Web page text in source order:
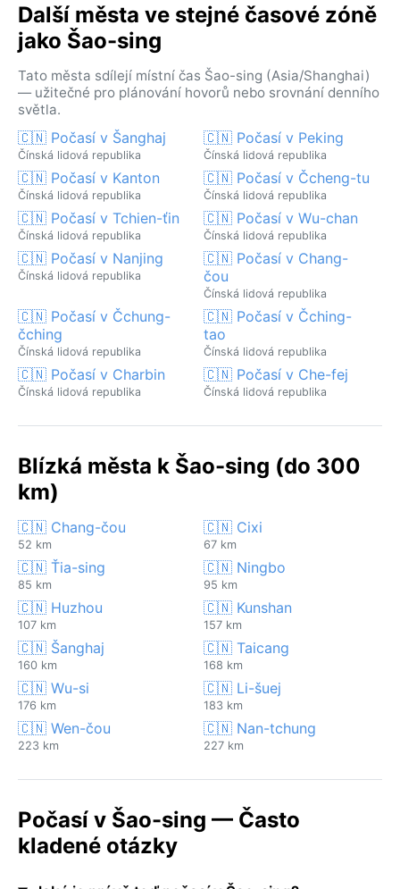
Další města ve stejné časové zóně
jako Šao-sing
Tato města sdílejí místní čas Šao-sing (Asia/Shanghai)
— užitečné pro plánování hovorů nebo srovnání denního
světla.
🇨🇳 Počasí v Šanghaj
Čínská lidová republika
🇨🇳 Počasí v Peking
Čínská lidová republika
🇨🇳 Počasí v Kanton
Čínská lidová republika
🇨🇳 Počasí v Čcheng-tu
Čínská lidová republika
🇨🇳 Počasí v Tchien-ťin
Čínská lidová republika
🇨🇳 Počasí v Wu-chan
Čínská lidová republika
🇨🇳 Počasí v Nanjing
Čínská lidová republika
🇨🇳 Počasí v Chang-
čou
Čínská lidová republika
🇨🇳 Počasí v Čchung-
čching
Čínská lidová republika
🇨🇳 Počasí v Čching-
tao
Čínská lidová republika
🇨🇳 Počasí v Charbin
Čínská lidová republika
🇨🇳 Počasí v Che-fej
Čínská lidová republika
Blízká města k Šao-sing (do 300
km)
🇨🇳 Chang-čou
52 km
🇨🇳 Cixi
67 km
🇨🇳 Ťia-sing
85 km
🇨🇳 Ningbo
95 km
🇨🇳 Huzhou
107 km
🇨🇳 Kunshan
157 km
🇨🇳 Šanghaj
160 km
🇨🇳 Taicang
168 km
🇨🇳 Wu-si
176 km
🇨🇳 Li-šuej
183 km
🇨🇳 Wen-čou
223 km
🇨🇳 Nan-tchung
227 km
Počasí v Šao-sing — Často
kladené otázky